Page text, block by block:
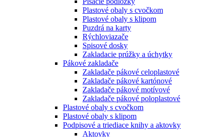
Plastové obaly s cvočkom
Plastové obaly s klipom
Puzdrá na karty
Rýchloviazače
Spisové dosky
Zakladacie prúžky a úchytky
Pákové zakladače
Zakladače pákové celoplastové
Zakladače pákové kartónové
Zakladače pákové motívové
Zakladače pákové poloplastové
Plastové obaly s cvočkom
Plastové obaly s klipom
Podpisové a triediace knihy a aktovky
Aktovky